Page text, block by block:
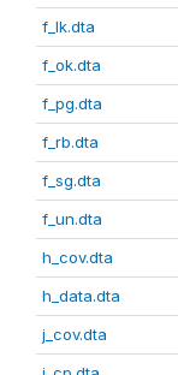
f_lk.dta
f_ok.dta
f_pg.dta
f_rb.dta
f_sg.dta
f_un.dta
h_cov.dta
h_data.dta
j_cov.dta